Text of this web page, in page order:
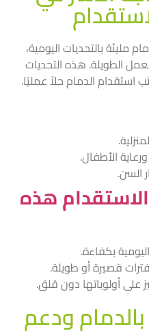
مليئة بالتحديات اليومية،
الطويلة. هذه التحديات
الدمام حلاً عمليًا.
الأطفال.
هذه
بكفاءة.
قصيرة أو طويلة.
على أولوياتها دون قلق.
ودعم